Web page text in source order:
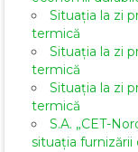
Situația la zi
termică
Situația la zi
termică
Situația la zi
termică
S.A. „CET-
situația